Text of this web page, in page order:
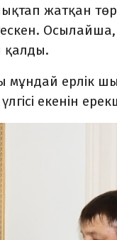
жатқан
Осылайша,
қалды.
мұндай ерлік
екенін